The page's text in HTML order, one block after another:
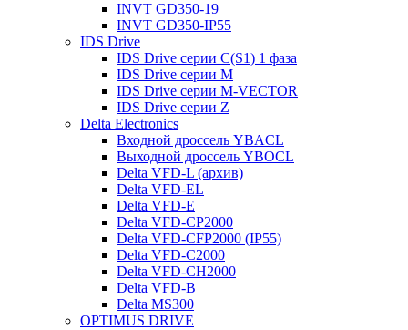
INVT GD350-19
INVT GD350-IP55
IDS Drive
IDS Drive серии C(S1) 1 фаза
IDS Drive серии M
IDS Drive серии M-VECTOR
IDS Drive серии Z
Delta Electronics
Входной дроссель YBACL
Выходной дроссель YBOCL
Delta VFD-L (архив)
Delta VFD-EL
Delta VFD-E
Delta VFD-CP2000
Delta VFD-CFP2000 (IP55)
Delta VFD-C2000
Delta VFD-CH2000
Delta VFD-B
Delta MS300
OPTIMUS DRIVE